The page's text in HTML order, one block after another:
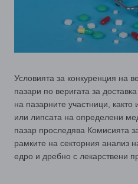
Условията за конкуренция на
пазари по веригата за
на пазарните участници, както
или липсата на определени
пазар проследява Комисията
рамките на секторния анализ
едро и дребно с лекарствени